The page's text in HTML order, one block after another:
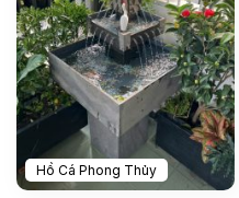
Hồ Cá Phong Thủy